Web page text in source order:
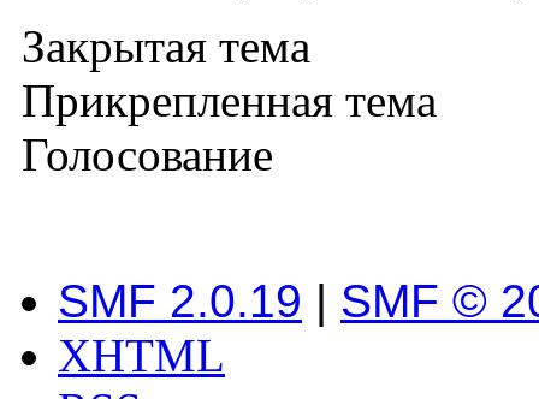
Закрытая тема
Прикрепленная тема
Голосование
SMF 2.0.19 | SMF ©
XHTML